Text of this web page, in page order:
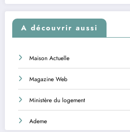
A découvrir aussi
Maison Actuelle
Magazine Web
Ministère du logement
Ademe